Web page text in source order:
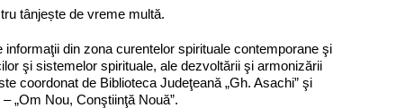
tânjește de vreme multă.
din zona curentelor spirituale contemporane şi
şi sistemelor spirituale, ale dezvoltării şi armonizării
coordonat de Biblioteca Judeţeană „Gh. Asachi” şi
„Om Nou, Conştiinţă Nouă”.